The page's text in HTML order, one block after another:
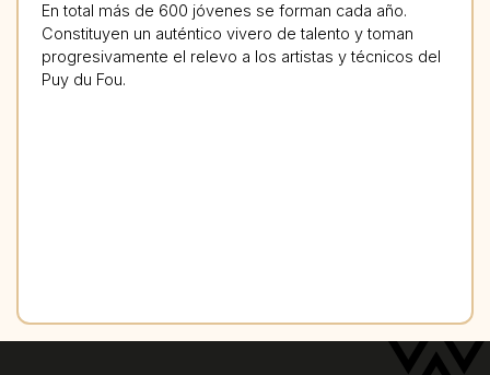
En total más de 600 jóvenes se forman cada año.
Constituyen un auténtico vivero de talento y toman
progresivamente el relevo a los artistas y técnicos del
Puy du Fou.